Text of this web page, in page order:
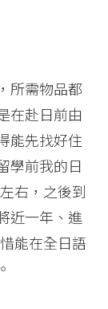
所需物品都
在赴日前由
能先找好住
學前我的日
右，之後到
近一年、進
能在全日語